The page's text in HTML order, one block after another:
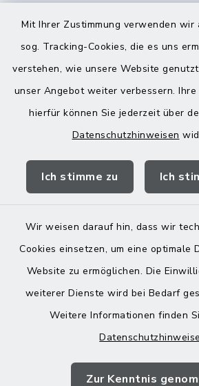
Mit Ihrer Zustimmung verwenden wir
sog. Tracking-Cookies, die es uns
verstehen, wie unsere Website
unser Angebot weiter verbessern.
hierfür können Sie jederzeit über
Datenschutzhinweisen
Ich stimme zu Ich
Wir weisen darauf hin, dass wir
Cookies einsetzen, um eine optimale
Website zu ermöglichen. Die
weiterer Dienste wird bei Bedarf
Weitere Informationen finden
Zur Kenntnis
Montag bis Freitag:
08:00-12:00 Uhr
Donnerstag zusätzlich:
13:00-18:00 Uhr
Landratsamt Mühldorf
Barrierefreiheit